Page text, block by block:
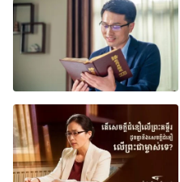
ដំណឹងល្អដល់គាត់។ គួរ
បាននិយាយមកខ្ញុំថា៖ «
អម្ចាស់បានយាងមកវិ
សម្ដែងចេញព្រះបន្ទូ
ភ្ញាក់ផ្អើល ពេលឮបែប
«ម៉េចក៏គាត់និយាយបែបន
បានយាងមកវិញមែនឬ